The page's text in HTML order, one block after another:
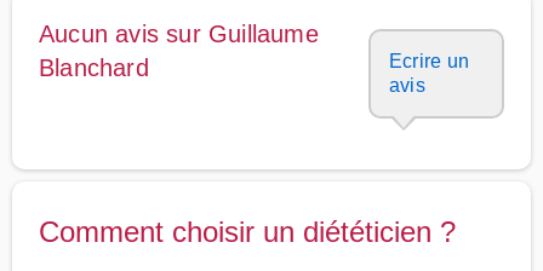
Aucun avis sur Guillaume
Blanchard
Ecrire un
avis
Comment choisir un diététicien ?